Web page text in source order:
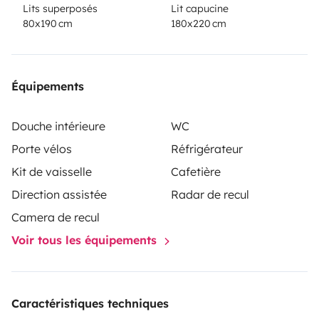
Lits superposés
80x190 cm
Lit capucine
180x220 cm
Équipements
Douche intérieure
WC
Porte vélos
Réfrigérateur
Kit de vaisselle
Cafetière
Direction assistée
Radar de recul
Camera de recul
Voir tous les équipements
Caractéristiques techniques